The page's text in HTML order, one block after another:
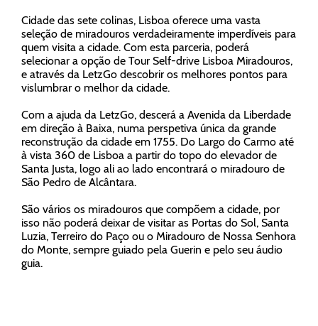
Cidade das sete colinas, Lisboa oferece uma vasta
seleção de miradouros verdadeiramente imperdíveis para
quem visita a cidade. Com esta parceria, poderá
selecionar a opção de Tour Self-drive Lisboa Miradouros,
e através da LetzGo descobrir os melhores pontos para
vislumbrar o melhor da cidade.
Com a ajuda da LetzGo, descerá a Avenida da Liberdade
em direção à Baixa, numa perspetiva única da grande
reconstrução da cidade em 1755. Do Largo do Carmo até
à vista 360 de Lisboa a partir do topo do elevador de
Santa Justa, logo ali ao lado encontrará o miradouro de
São Pedro de Alcântara.
São vários os miradouros que compõem a cidade, por
isso não poderá deixar de visitar as Portas do Sol, Santa
Luzia, Terreiro do Paço ou o Miradouro de Nossa Senhora
do Monte, sempre guiado pela Guerin e pelo seu áudio
guia.